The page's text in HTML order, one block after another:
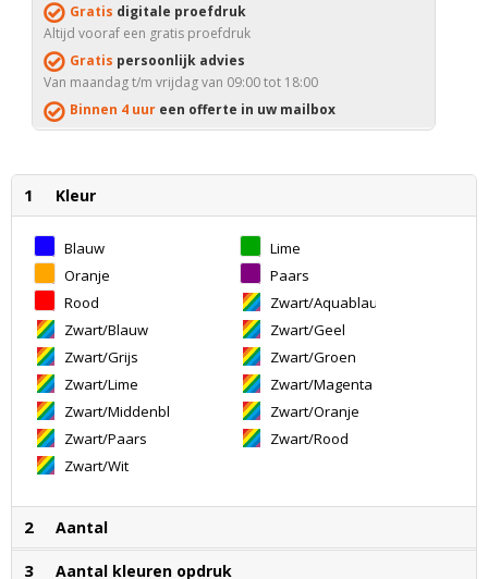
Gratis digitale proefdruk
Altijd vooraf een gratis proefdruk
Gratis persoonlijk advies
Van maandag t/m vrijdag van 09:00 tot 18:00
Binnen 4 uur een offerte in uw mailbox
1 Kleur
Blauw
Lime
Oranje
Paars
Rood
Zwart/Aquablauw
Zwart/Blauw
Zwart/Geel
Zwart/Grijs
Zwart/Groen
Zwart/Lime
Zwart/Magenta
Zwart/Middenblauw
Zwart/Oranje
Zwart/Paars
Zwart/Rood
Zwart/Wit
2 Aantal
3 Aantal kleuren opdruk